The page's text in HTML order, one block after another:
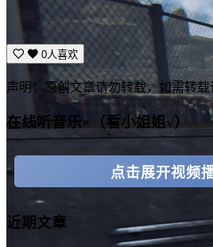
0人喜欢
声明：原创文章请勿转载，如需转载
在线听音乐×（看小姐姐√）
点击展开视频
近期文章